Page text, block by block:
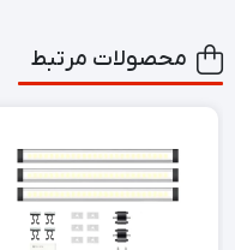
محصولات مرتبط